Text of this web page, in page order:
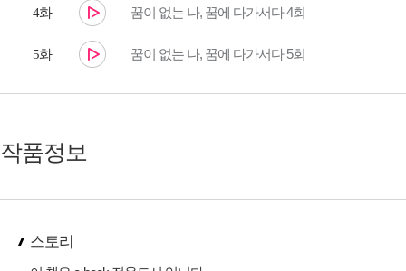
4화 꿈이 없는 나, 꿈에 다가서다 4회
5화 꿈이 없는 나, 꿈에 다가서다 5회
작품정보
스토리